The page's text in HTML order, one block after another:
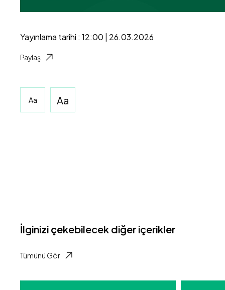
Yayınlama tarihi : 12:00 | 26.03.2026
Paylaş
Aa Aa
İlginizi çekebilecek diğer içerikler
Tümünü Gör